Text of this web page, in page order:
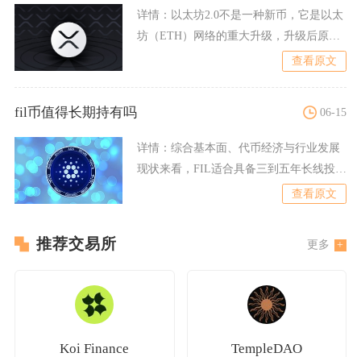
详情： 以太坊2.0不是一种新币，它是以太
坊（ETH）网络的重大升级，升级后原生
查看原文
fil币值得长期持有吗 06-15
详情： 综合基本面、代币经济与行业发展
现状来看，FIL适合具备三到五年长线投资
查看原文
推荐交易所 更多
Koi Finance TempleDAO